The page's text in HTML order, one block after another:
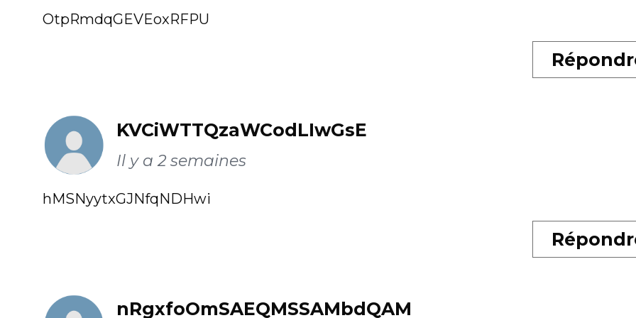
OtpRmdqGEVEoxRFPU
KVCiWTTQzaWCodLIwGsE
Il y a 2 semaines
hMSNyytxGJNfqNDHwi
nRgxfoOmSAEQMSSAMbdQAM